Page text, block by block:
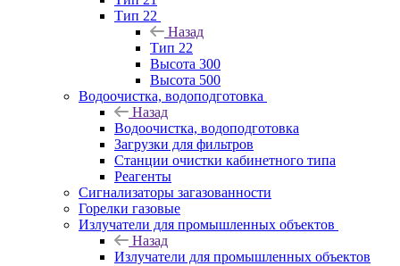
Тип 22
Назад
Тип 22
Высота 300
Высота 500
Водоочистка, водоподготовка
Назад
Водоочистка, водоподготовка
Загрузки для фильтров
Станции очистки кабинетного типа
Реагенты
Сигнализаторы загазованности
Горелки газовые
Излучатели для промышленных объектов
Назад
Излучатели для промышленных объектов